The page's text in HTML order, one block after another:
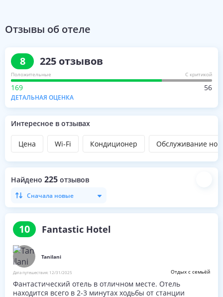
Отзывы об отеле
8 225 отзывов
Положительные С критикой
169 56
ДЕТАЛЬНАЯ ОЦЕНКА
Интересное в отзывах
Цена Wi-Fi Кондиционер Обслуживание
Найдено 225 отзывов
Сначала новые
10 Fantastic Hotel
Tanilani
Дата путешествия: 12/31/2025 Отдых с семьёй
Фантастический отель в отличном месте. Отель
находится всего в 2-3 минутах ходьбы от станции